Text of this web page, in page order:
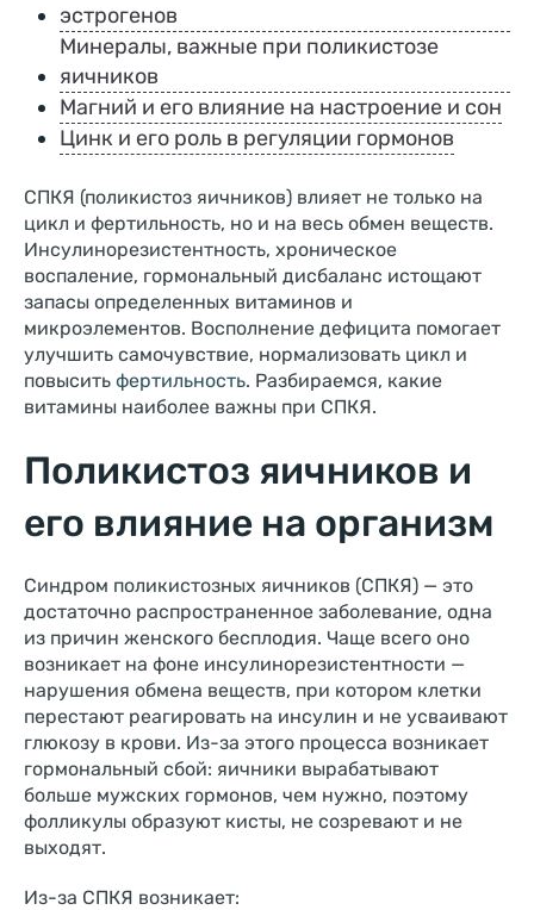
эстрогенов
Минералы, важные при поликистозе
яичников
Магний и его влияние на настроение и сон
Цинк и его роль в регуляции гормонов
СПКЯ (поликистоз яичников) влияет не только на
цикл и фертильность, но и на весь обмен веществ.
Инсулинорезистентность, хроническое
воспаление, гормональный дисбаланс истощают
запасы определенных витаминов и
микроэлементов. Восполнение дефицита помогает
улучшить самочувствие, нормализовать цикл и
повысить фертильность. Разбираемся, какие
витамины наиболее важны при СПКЯ.
Поликистоз яичников и
его влияние на организм
Синдром поликистозных яичников (СПКЯ) — это
достаточно распространенное заболевание, одна
из причин женского бесплодия. Чаще всего оно
возникает на фоне инсулинорезистентности —
нарушения обмена веществ, при котором клетки
перестают реагировать на инсулин и не усваивают
глюкозу в крови. Из-за этого процесса возникает
гормональный сбой: яичники вырабатывают
больше мужских гормонов, чем нужно, поэтому
фолликулы образуют кисты, не созревают и не
выходят.
Из-за СПКЯ возникает: